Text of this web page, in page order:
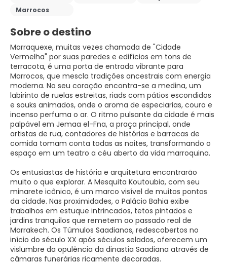
Marrocos
Sobre o destino
Marraquexe, muitas vezes chamada de "Cidade
Vermelha" por suas paredes e edifícios em tons de
terracota, é uma porta de entrada vibrante para
Marrocos, que mescla tradições ancestrais com energia
moderna. No seu coração encontra-se a medina, um
labirinto de ruelas estreitas, riads com pátios escondidos
e souks animados, onde o aroma de especiarias, couro e
incenso perfuma o ar. O ritmo pulsante da cidade é mais
palpável em Jemaa el-Fna, a praça principal, onde
artistas de rua, contadores de histórias e barracas de
comida tomam conta todas as noites, transformando o
espaço em um teatro a céu aberto da vida marroquina.
Os entusiastas de história e arquitetura encontrarão
muito o que explorar. A Mesquita Koutoubia, com seu
minarete icônico, é um marco visível de muitos pontos
da cidade. Nas proximidades, o Palácio Bahia exibe
trabalhos em estuque intrincados, tetos pintados e
jardins tranquilos que remetem ao passado real de
Marrakech. Os Túmulos Saadianos, redescobertos no
início do século XX após séculos selados, oferecem um
vislumbre da opulência da dinastia Saadiana através de
câmaras funerárias ricamente decoradas.